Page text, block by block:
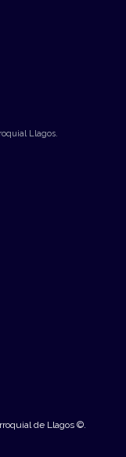
Llagos.
de Llagos ©.